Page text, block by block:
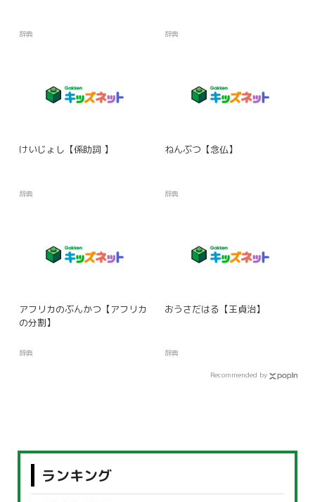
辞典 辞典
けいじょし【係助詞 】
辞典
ねんぶつ【念仏】
辞典
アフリカのぶんかつ【アフリカ
の分割】
辞典
おうさだはる【王貞治】
辞典
Recommended by
ランキング